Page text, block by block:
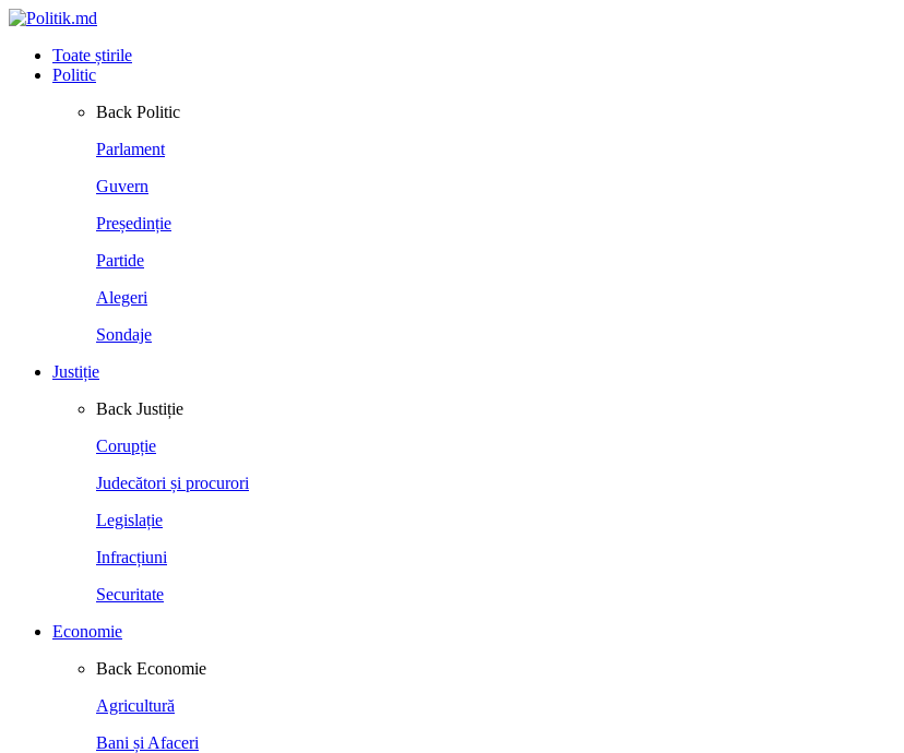
Toate știrile
Politic
Back Politic
Parlament
Guvern
Președinție
Partide
Alegeri
Sondaje
Justiție
Back Justiție
Corupție
Judecători și procurori
Legislație
Infracțiuni
Securitate
Economie
Back Economie
Agricultură
Bani și Afaceri